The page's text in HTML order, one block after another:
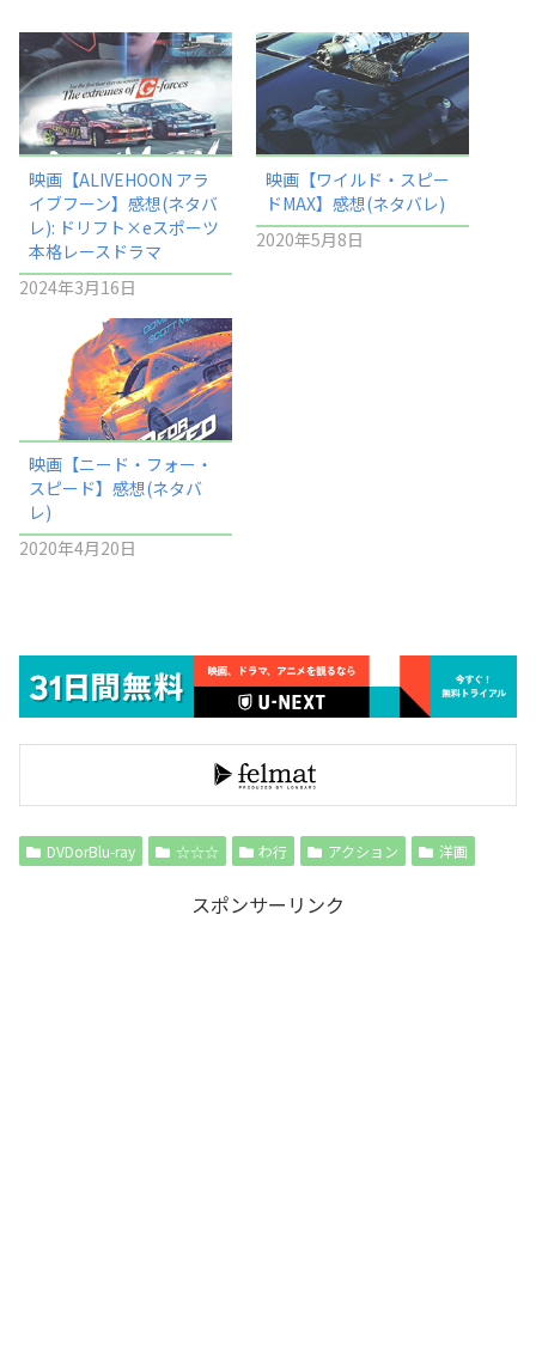
映画【ALIVEHOON アラ
イブフーン】感想(ネタバ
レ): ドリフト×eスポーツ
本格レースドラマ
2024年3月16日
映画【ワイルド・スピー
ドMAX】感想(ネタバレ)
2020年5月8日
映画【ニード・フォー・
スピード】感想(ネタバ
レ)
2020年4月20日
DVDorBlu-ray ☆☆☆ わ行 アクション 洋画
スポンサーリンク